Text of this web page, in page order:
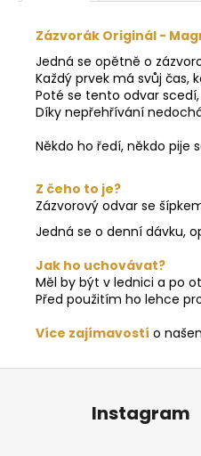
Zázvorák Originál -
Jedná se opětně o
Každý prvek má svůj čas,
Poté se tento odvar
Díky nepřehřívání
Někdo ho ředí, někdo pije
Z čeho to je?
Zázvorový odvar se
Jedná se o denní dávku,
Jak ho uchovávat?
Měl by být v lednici a po
Před použitím ho lehce
Více zajímavostí o
Instagram